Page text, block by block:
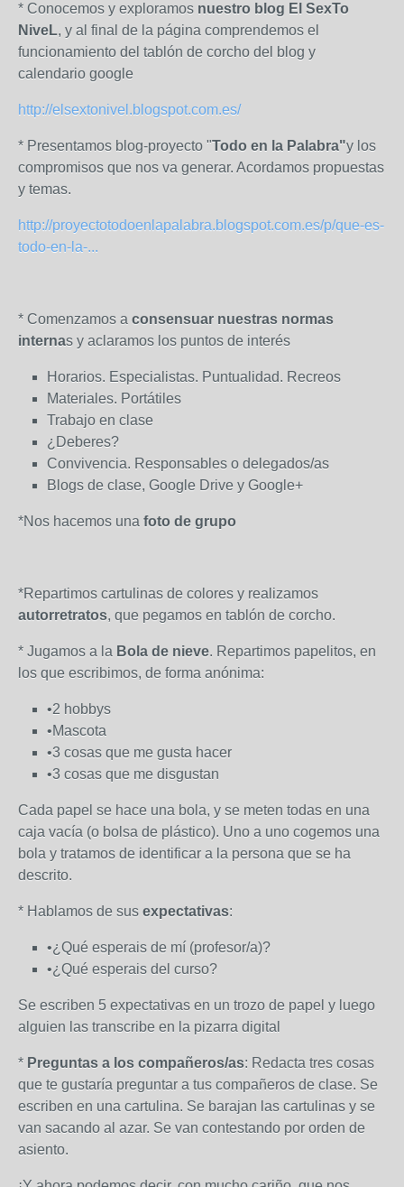
* Conocemos y exploramos nuestro blog El SexTo
NiveL, y al final de la página comprendemos el
funcionamiento del tablón de corcho del blog y
calendario google
http://elsextonivel.blogspot.com.es/
* Presentamos blog-proyecto "Todo en la Palabra"y los
compromisos que nos va generar. Acordamos propuestas
y temas.
http://proyectotodoenlapalabra.blogspot.com.es/p/que-es-
todo-en-la-...
* Comenzamos a consensuar nuestras normas
internas y aclaramos los puntos de interés
Horarios. Especialistas. Puntualidad. Recreos
Materiales. Portátiles
Trabajo en clase
¿Deberes?
Convivencia. Responsables o delegados/as
Blogs de clase, Google Drive y Google+
*Nos hacemos una foto de grupo
*Repartimos cartulinas de colores y realizamos
autorretratos, que pegamos en tablón de corcho.
* Jugamos a la Bola de nieve. Repartimos papelitos, en
los que escribimos, de forma anónima:
•2 hobbys
•Mascota
•3 cosas que me gusta hacer
•3 cosas que me disgustan
Cada papel se hace una bola, y se meten todas en una
caja vacía (o bolsa de plástico). Uno a uno cogemos una
bola y tratamos de identificar a la persona que se ha
descrito.
* Hablamos de sus expectativas:
•¿Qué esperais de mí (profesor/a)?
•¿Qué esperais del curso?
Se escriben 5 expectativas en un trozo de papel y luego
alguien las transcribe en la pizarra digital
* Preguntas a los compañeros/as: Redacta tres cosas
que te gustaría preguntar a tus compañeros de clase. Se
escriben en una cartulina. Se barajan las cartulinas y se
van sacando al azar. Se van contestando por orden de
asiento.